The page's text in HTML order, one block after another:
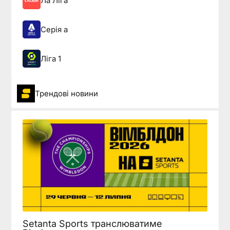
Серія а
Ліга 1
Трендові новини
Setanta Sports транслюватиме